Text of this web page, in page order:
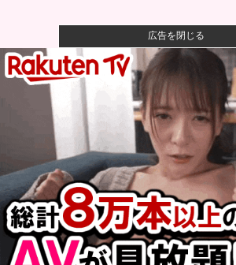
【朗報】Vtuber界、新たなる『弱男
ｗｗｗ...
【悲報】坂口杏里を家に住ませてあ
【画像】坂口杏里、逃走してウ●カス
ｗｗｗ
SNSで知り合ったJK10人とS●Xして
っ...
【速報】PTA会長「PTA参加拒否した
こうなっ...
思わず誰かに話したくなる雑学、な
広告を閉じる